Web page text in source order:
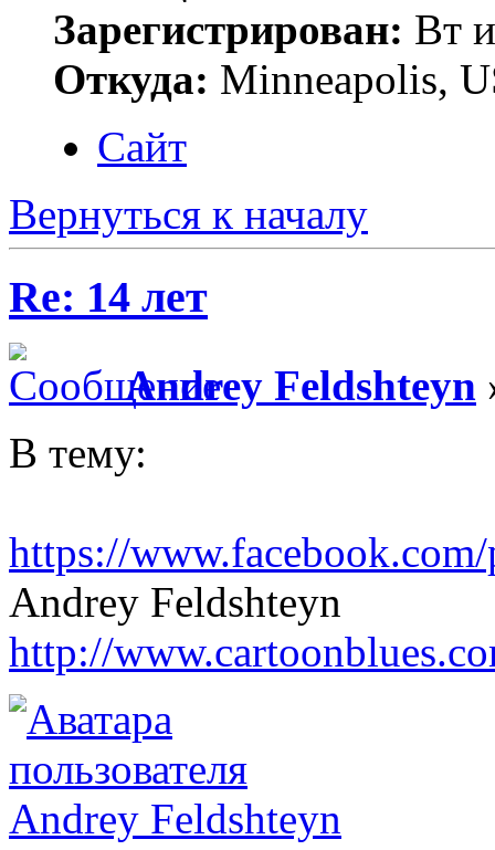
Зарегистрирован: Вт
Откуда: Minneapolis,
Сайт
Вернуться к началу
Re: 14 лет
Andrey Feldshteyn
В тему:
https://
Andrey Feldshteyn
http://
Andrey Feldshteyn